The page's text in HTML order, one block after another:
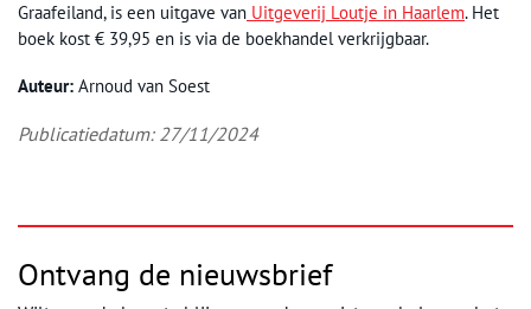
Graafeiland, is een uitgave van Uitgeverij Loutje in Haarlem. Het
boek kost € 39,95 en is via de boekhandel verkrijgbaar.
Auteur: Arnoud van Soest
Publicatiedatum: 27/11/2024
Ontvang de nieuwsbrief